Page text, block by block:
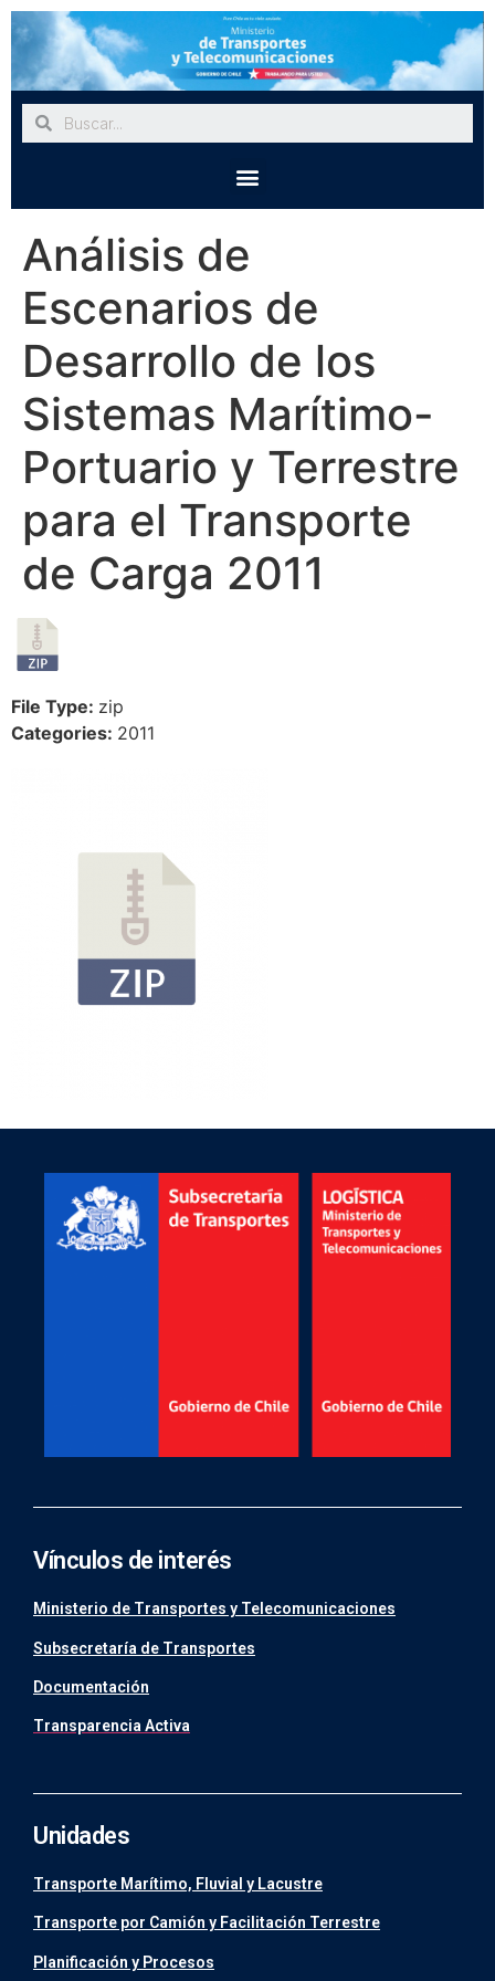
Análisis de
Escenarios de
Desarrollo de los
Sistemas Marítimo-
Portuario y Terrestre
para el Transporte
de Carga 2011
File Type: zip
Categories: 2011
Vínculos de interés
Ministerio de Transportes y Telecomunicaciones
Subsecretaría de Transportes
Documentación
Transparencia Activa
Unidades
Transporte Marítimo, Fluvial y Lacustre
Transporte por Camión y Facilitación Terrestre
Planificación y Procesos